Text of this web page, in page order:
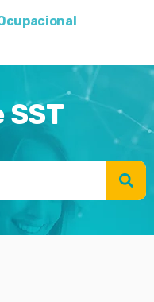
SST